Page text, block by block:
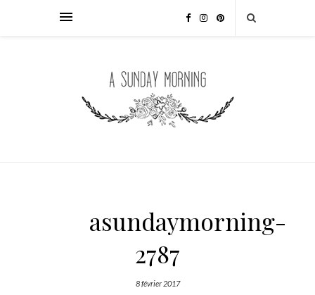
asundaymorning-
2787
8 février 2017